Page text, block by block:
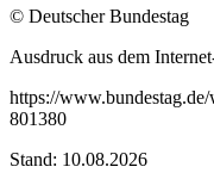
© Deutscher Bundestag
Ausdruck aus dem
https://
801380
Stand: 10.08.2026